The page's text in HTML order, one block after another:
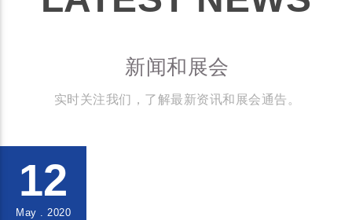
新闻和展会
实时关注我们，了解最新资讯和展会通告。
12
May . 2020